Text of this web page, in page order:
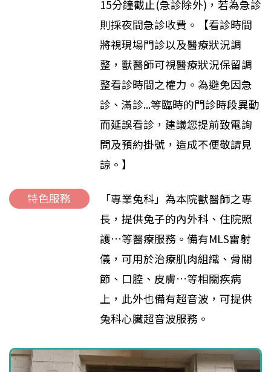
15分鐘截止(急診除外)，若為急診
則採夜間急診收費。【看診時間
將視現場門診以及醫療狀況調
整，獸醫師可視醫療狀況保留調
整看診時間之權力。為避免因急
診、滿診...等臨時的門診時段異動
而延誤看診，建議您提前致電詢
問及預約掛號，造成不便敬請見
諒。】
特色服務
「專業兔科」為本院獸醫師之專
長，提供兔子的內外科、住院照
護…等醫療服務。備有MLS雷射
儀，可用於治療肌肉組織、骨關
節、口腔、皮膚…等相關疾病
上，此外也備有超音波，可提供
兔科心臟超音波服務。